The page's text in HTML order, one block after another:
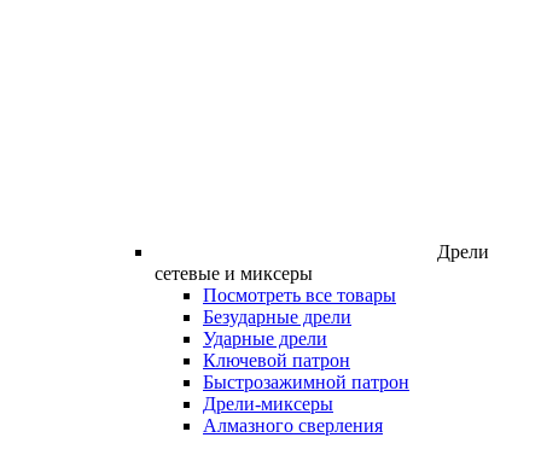
Дрели
сетевые и миксеры
Посмотреть все товары
Безударные дрели
Ударные дрели
Ключевой патрон
Быстрозажимной патрон
Дрели-миксеры
Алмазного сверления